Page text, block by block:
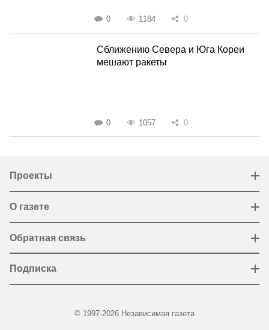
0 1184 0
Сближению Севера и Юга Кореи
мешают ракеты
0 1057 0
Проекты
О газете
Обратная связь
Подписка
© 1997-2026 Независимая газета